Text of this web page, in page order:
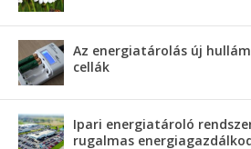
Az energiatárolás új
cellák
Ipari energiatároló
rugalmas